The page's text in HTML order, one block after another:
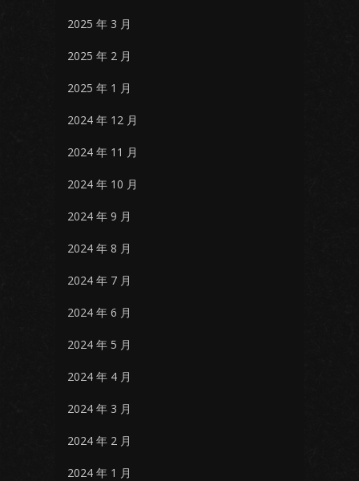
2025 年 3 月
2025 年 2 月
2025 年 1 月
2024 年 12 月
2024 年 11 月
2024 年 10 月
2024 年 9 月
2024 年 8 月
2024 年 7 月
2024 年 6 月
2024 年 5 月
2024 年 4 月
2024 年 3 月
2024 年 2 月
2024 年 1 月